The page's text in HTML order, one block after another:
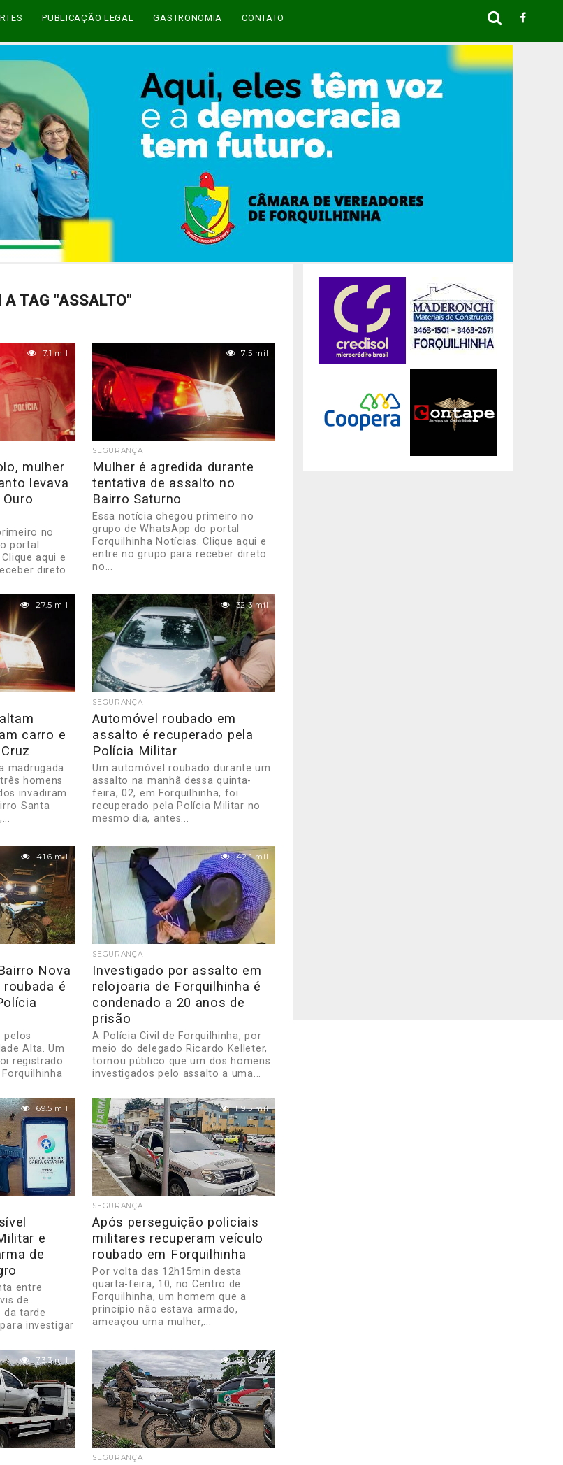
PUBLICAÇÃO LEGAL GASTRONOMIA CONTATO
A TAG "ASSALTO"
7.1 mil
mulher
levava
no
portal
aqui e
direto
7.5 mil
SEGURANÇA
Mulher é agredida durante
tentativa de assalto no
Bairro Saturno
Essa notícia chegou primeiro no
grupo de WhatsApp do portal
Forquilhinha Notícias. Clique aqui e
entre no grupo para receber direto
no...
27.5 mil
carro e
madrugada
homens
invadiram
Santa
32.3 mil
SEGURANÇA
Automóvel roubado em
assalto é recuperado pela
Polícia Militar
Um automóvel roubado durante um
assalto na manhã dessa quinta-
feira, 02, em Forquilhinha, foi
recuperado pela Polícia Militar no
mesmo dia, antes...
41.6 mil
Nova
é
pelos
Alta. Um
registrado
42.1 mil
SEGURANÇA
Investigado por assalto em
relojoaria de Forquilhinha é
condenado a 20 anos de
prisão
A Polícia Civil de Forquilhinha, por
meio do delegado Ricardo Kelleter,
tornou público que um dos homens
investigados pelo assalto a uma...
69.5 mil
e
de
entre
de
da tarde
investigar
119.5 mil
SEGURANÇA
Após perseguição policiais
militares recuperam veículo
roubado em Forquilhinha
Por volta das 12h15min desta
quarta-feira, 10, no Centro de
Forquilhinha, um homem que a
princípio não estava armado,
ameaçou uma mulher,...
73.3 mil 56.8 mil
SEGURANÇA